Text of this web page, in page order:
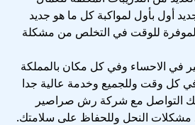
أول بأول لمواكبة كل ما هو جديد
للوقت في التخلص من مشكلة
في الاحساء وفي كل مكان بالمملكة
في كل وقت وللجميع وخدمة عالية جدا
التواصل مع شركة رش صراصير
مشكلات النحل وللحفاظ على سلامتك.